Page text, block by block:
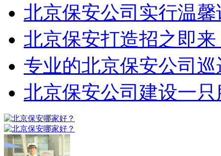
北京保安公司实行温馨
北京保安打造招之即来
专业的北京保安公司巡
北京保安公司建设一只